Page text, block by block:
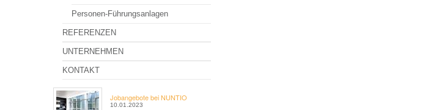
Personen-Führungsanlagen
REFERENZEN
UNTERNEHMEN
KONTAKT
Jobangebote bei NUNTIO
10.01.2023